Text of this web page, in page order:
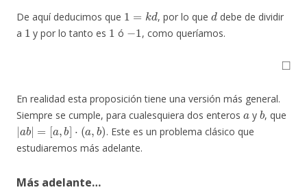
De aquí deducimos que
d
, por lo que
d
debe de dividir
a
1
y por lo tanto es
1
ó
−
, como queríamos.
◻
En realidad esta proposición tiene una versión más general.
Siempre se cumple, para cualesquiera dos enteros
a
y
b
, que
|ab|=[ a,b]⋅(a,b)
. Este es un problema clásico que
estudiaremos más adelante.
Más adelante…